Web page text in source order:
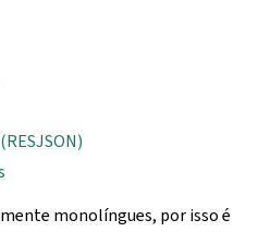
monolíngues, por isso é